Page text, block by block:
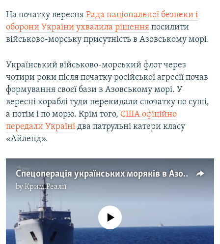
На початку вересня Рада національної безпеки і
оборони України ухвалила рішення посилити
військово-морську присутність в Азовському морі.
Український військово-морський флот через
чотири роки після початку російської агресії почав
формування своєї бази в Азовському морі. У
вересні кораблі туди перекидали спочатку по суші,
а потім і по морю. Крім того, США офіційно
передали Україні два патрульні катери класу
«Айленд».
Спецоперація українських моряків в Азовському морі – відео
byКрим.Реалії
No media source currently available